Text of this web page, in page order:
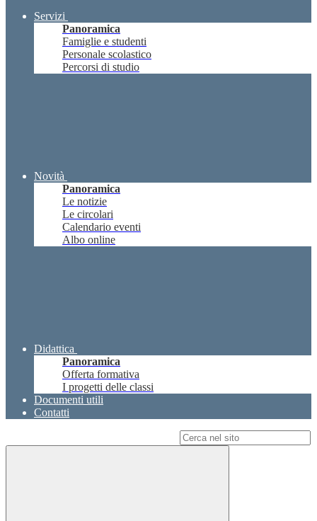
Servizi
Panoramica
Famiglie e studenti
Personale scolastico
Percorsi di studio
Novità
Panoramica
Le notizie
Le circolari
Calendario eventi
Albo online
Didattica
Panoramica
Offerta formativa
I progetti delle classi
Documenti utili
Contatti